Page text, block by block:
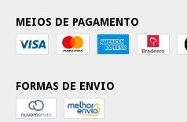
MEIOS DE PAGAMENTO
FORMAS DE ENVIO